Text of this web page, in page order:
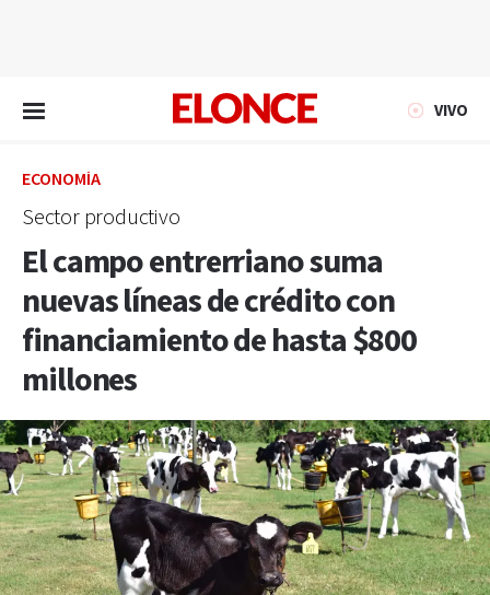
VIVO
ECONOMÍA
Sector productivo
El campo entrerriano suma
nuevas líneas de crédito con
financiamiento de hasta $800
millones